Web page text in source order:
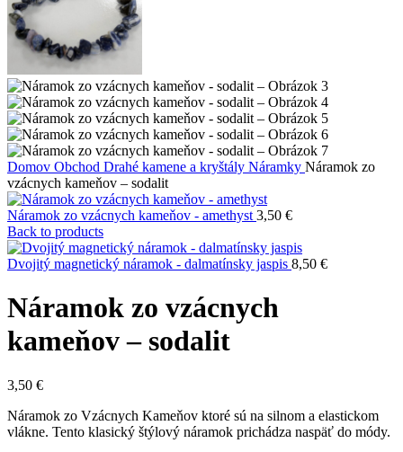
Domov Obchod Drahé kamene a kryštály Náramky Náramok zo
vzácnych kameňov – sodalit
Náramok zo vzácnych kameňov - amethyst 3,50 €
Back to products
Dvojitý magnetický náramok - dalmatínsky jaspis 8,50 €
Náramok zo vzácnych
kameňov – sodalit
3,50 €
Náramok zo Vzácnych Kameňov ktoré sú na silnom a elastickom
vlákne. Tento klasický štýlový náramok prichádza naspäť do módy.